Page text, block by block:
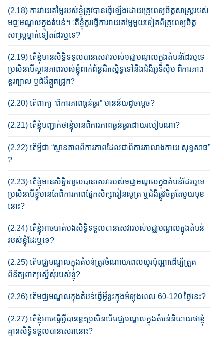
(2.18) ការ​វាយតម្លៃ​របស់​ខ្ញុំ​ត្រូវ​បាន​ធ្វើ​ឡើង​​ដោយ​គ្រូពេទ្យចិត្ត​សាស្រ្ត​របស់​
មជ្ឈមណ្ឌលក្នុងតំបន់។ ​តើ​ខ្ញុំ​គួរ​ធ្វើ​ការ​វាយ​តម្លៃ​មួយ​ទៀត​ពី​គ្រូពេទ្យ​ចិត្ត​
សាស្រ្ត​ម្នាក់​ទៀត​ដែរ​ឬ​ទេ​?​
(2.19) តើ​ខ្ញុំ​មានសិទ្ធិ​ទទួល​បាន​សេវា​របស់​មជ្ឈមណ្ឌលក្នុងតំបន់​ដែរ​ឬ​ទេ​
ប្រសិន​បើ​ស្ថានភាព​របស់​ខ្ញុំ​ពាក់ព័ន្ធ​ជិត​ស្និទ្ធទៅ​នឹង​ជំងឺ​អូទីស៊ឹម​ ពិការភាព​
ខួរ​ក្បាល​ ឬជំងឺឆ្កួត​ជ្រូក​?
(2.20) តើ​ពាក្យ “​ពិការភាព​ធ្ងន់ធ្ងរ” មានន័យដូចម្ដេច​?​
(2.21) តើ​ខ្ញុំ​បញ្ជាក់​ថា​ខ្ញុំ​មាន​ពិការភាព​ធ្ងន់ធ្ងរ​ដោយ​របៀប​ណា​?​
(2.22) តើ​អ្វី​ជា​​ “​ស្ថានភាព​ពិការភាព​ដែល​ជា​ពិការភាព​រាងកាយ​ សុទ្ធសាធ​”​
?
(2.23) តើ​ខ្ញុំ​មាន​សិទ្ធិ​ទទួល​បាន​សេវា​​របស់​មជ្ឈមណ្ឌលក្នុងតំបន់ដែរឬ​ទេ​
ប្រសិន​បើ​ខ្ញុំ​មាន​តែ​​ពិការភាព​ផ្នែក​សិក្សា​រៀន​សូត្រ​ ឬ​ជំងឺ​ផ្លូ​វ​ចិត្ត​តែមួយមុខ​
នោះ​?
(2.24) តើ​ខ្ញុំ​អាច​បាត់​បង់​សិទ្ធិ​ទទួល​បាន​សេវា​របស់​មជ្ឈមណ្ឌលក្នុងតំបន់​
របស់​ខ្ញុំ​ដែរ​ឬ​ទេ​?​
(2.25) តើ​មជ្ឈមណ្ឌលក្នុងតំបន់​ត្រូវ​ចំណាយ​ពេល​យូរ​ប៉ុណ្ណា​ដើម្បី​ត្រួត​
ពិនិត្យ​ពាក្យ​ស្នើសុំ​របស់​ខ្ញុំ​?​
(2.26) តើ​​មជ្ឈមណ្ឌលក្នុងតំបន់​​ធ្វើ​អ្វី​ខ្លះ​ក្នុង​អំឡុង​ពេល​ 60-120 ថ្ងៃ​នេះ​?
(2.27) តើ​ខ្ញុំ​អាច​ធ្វើ​អ្វី​បាន​ខ្លះ​​ប្រសិន​បើ​មជ្ឈមណ្ឌលក្នុងតំបន់​និយាយ​ថា​ខ្ញុំ​
គ្មាន​សិទ្ធិ​ទទួល​បាន​សេវា​នោះ?​